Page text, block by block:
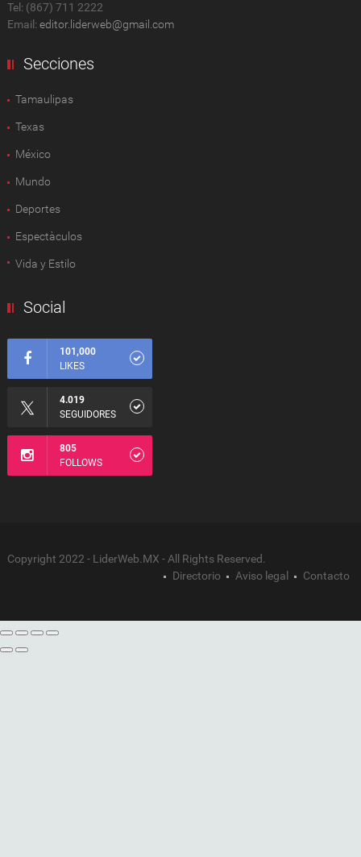
Tel: (867) 711 2222
Email: editor.liderweb@gmail.com
Secciones
Tamaulipas
Texas
México
Mundo
Deportes
Espectàculos
Vida y Estilo
Social
101,000
LIKES
4.019
SEGUIDORES
805
FOLLOWS
Copyright 2022 - LiderWeb.MX - All Rights Reserved.
Directorio
Aviso legal Contacto